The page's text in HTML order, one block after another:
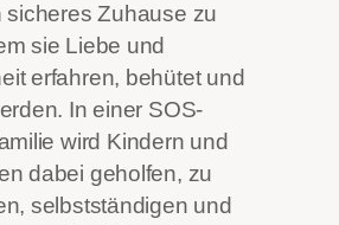
sicheres Zuhause zu
sie Liebe und
erfahren, behütet und
In einer SOS-
wird Kindern und
dabei geholfen, zu
selbstständigen und